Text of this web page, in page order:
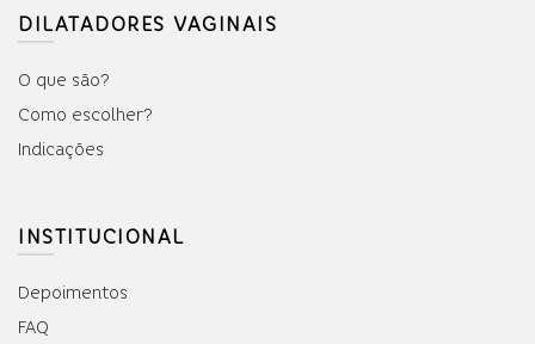
DILATADORES VAGINAIS
O que são?
Como escolher?
Indicações
INSTITUCIONAL
Depoimentos
FAQ